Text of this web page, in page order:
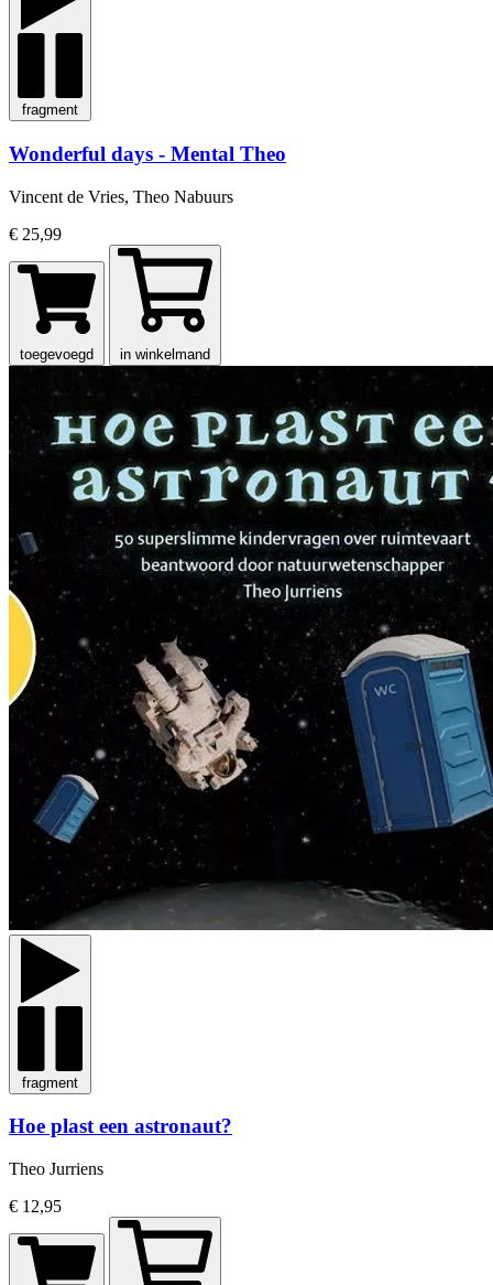
fragment
Wonderful days - Mental Theo
Vincent de Vries, Theo Nabuurs
€ 25,99
toegevoegd in winkelmand
fragment
Hoe plast een astronaut?
Theo Jurriens
€ 12,95